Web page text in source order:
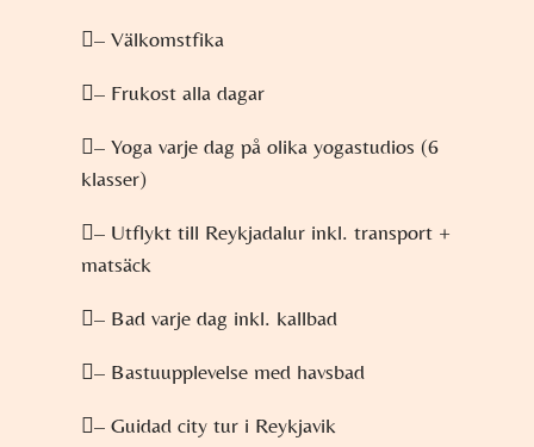
– Välkomstfika
– Frukost alla dagar
– Yoga varje dag på olika yogastudios (6
klasser)
– Utflykt till Reykjadalur inkl. transport +
matsäck
– Bad varje dag inkl. kallbad
– Bastuupplevelse med havsbad
– Guidad city tur i Reykjavik